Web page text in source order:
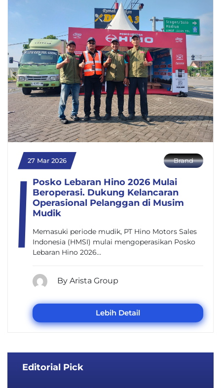
27 Mar 2026 Brand
Posko Lebaran Hino 2026 Mulai
Beroperasi. Dukung Kelancaran
Operasional Pelanggan di Musim
Mudik
Memasuki periode mudik, PT Hino Motors Sales
Indonesia (HMSI) mulai mengoperasikan Posko
Lebaran Hino 2026…
By Arista Group
Lebih Detail
Editorial Pick